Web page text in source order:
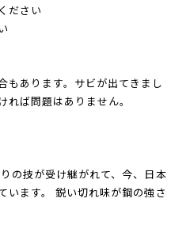
ださい
もあります。サビが出てきまし
ば問題はありません。
の技が受け継がれて、今、日本
います。 鋭い切れ味が鋼の強さ